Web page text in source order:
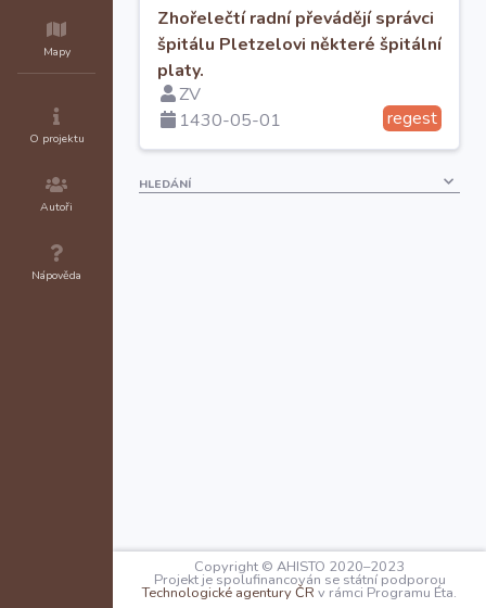
Mapy
O projektu
Autoři
Nápověda
Zhořelečtí radní převádějí správci
špitálu Pletzelovi některé špitální
platy.
ZV
1430-05-01
regest
HLEDÁNÍ
Copyright © AHISTO 2020–2023
Projekt je spolufinancován se státní podporou
Technologické agentury ČR v rámci Programu Éta.